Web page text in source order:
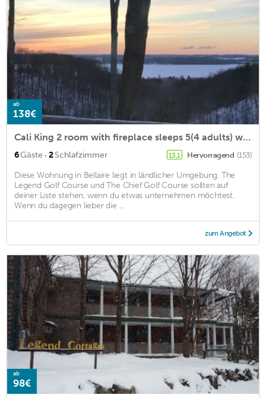
ab
138€
Cali King 2 room with fireplace sleeps 5(4 adults) with sunset lake views!
6Gäste · 2Schlafzimmer 13,1 Hervorragend (153)
Diese Wohnung in Bellaire liegt in ländlicher Umgebung. The
Legend Golf Course und The Chief Golf Course sollten auf
deiner Liste stehen, wenn du etwas unternehmen möchtest.
Wenn du dagegen lieber die ...
zum Angebot
ab
98€